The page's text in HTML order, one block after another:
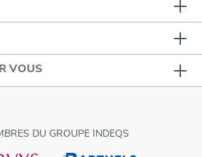
VOUS
DU GROUPE INDEQS